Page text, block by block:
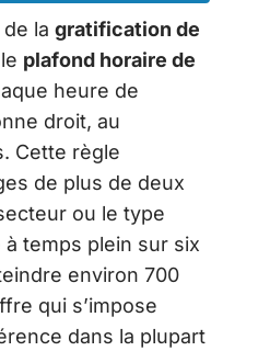
la gratification de
plafond horaire de
heure de
droit, au
Cette règle
de plus de deux
ou le type
à temps plein sur six
environ 700
qui s’impose
dans la plupart